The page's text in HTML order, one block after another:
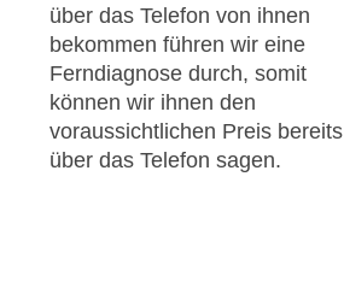
über das Telefon von ihnen
bekommen führen wir eine
Ferndiagnose durch, somit
können wir ihnen den
voraussichtlichen Preis bereits
über das Telefon sagen.